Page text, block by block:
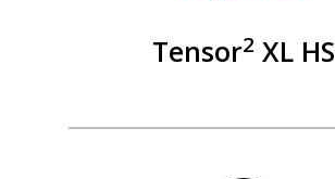
Tensor2 XL HS